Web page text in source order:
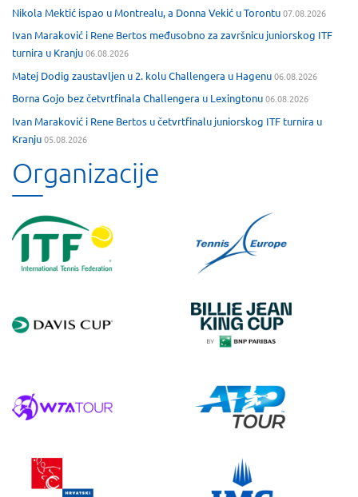
Nikola Mektić ispao u Montrealu, a Donna Vekić u Torontu07.08.2026
Ivan Maraković i Rene Bertos međusobno za završnicu juniorskog ITF
turnira u Kranju06.08.2026
Matej Dodig zaustavljen u 2. kolu Challengera u Hagenu06.08.2026
Borna Gojo bez četvrtfinala Challengera u Lexingtonu06.08.2026
Ivan Maraković i Rene Bertos u četvrtfinalu juniorskog ITF turnira u
Kranju05.08.2026
Organizacije